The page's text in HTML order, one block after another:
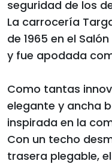
seguridad de los
La carrocería
de 1965 en el
y fue apodada
Como tantas
elegante y ancha
inspirada en la
Con un techo
trasera plegable,